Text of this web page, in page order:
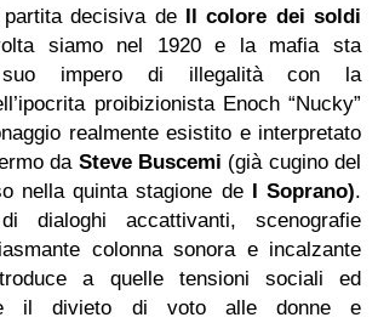
decisiva deIl colore dei soldi
siamo nel 1920 e la mafia sta
impero di illegalità con la
proibizionista Enoch “Nucky”
realmente esistito e interpretato
da Steve Buscemi (già cugino del
nella quinta stagione de I Soprano).
dialoghi accattivanti, scenografie
colonna sonora e incalzante
a quelle tensioni sociali ed
il divieto di voto alle donne e